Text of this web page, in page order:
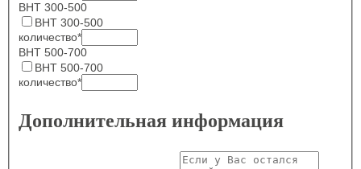
BHT 300-500
BHT 300-500
количество*
BHT 500-700
BHT 500-700
количество*
Дополнительная информация